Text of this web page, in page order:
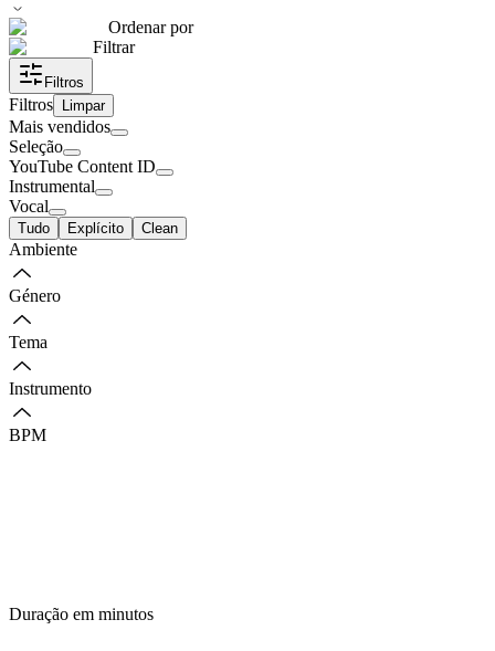
Ordenar por
Filtrar
Filtros
Filtros Limpar
Mais vendidos
Seleção
YouTube Content ID
Instrumental
Vocal
Tudo Explícito Clean
Ambiente
Género
Tema
Instrumento
BPM
Duração em minutos